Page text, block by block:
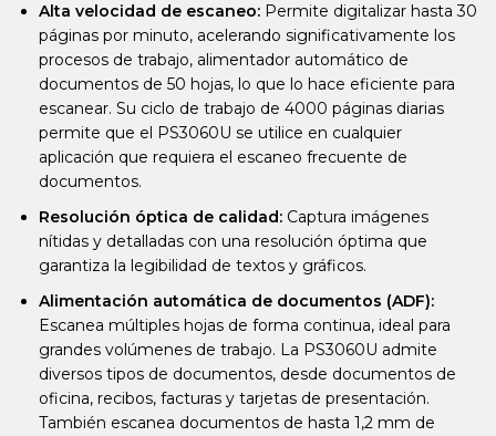
Alta velocidad de escaneo: Permite digitalizar hasta 30
páginas por minuto, acelerando significativamente los
procesos de trabajo, alimentador automático de
documentos de 50 hojas, lo que lo hace eficiente para
escanear. Su ciclo de trabajo de 4000 páginas diarias
permite que el PS3060U se utilice en cualquier
aplicación que requiera el escaneo frecuente de
documentos.
Resolución óptica de calidad: Captura imágenes
nítidas y detalladas con una resolución óptima que
garantiza la legibilidad de textos y gráficos.
Alimentación automática de documentos (ADF):
Escanea múltiples hojas de forma continua, ideal para
grandes volúmenes de trabajo. La PS3060U admite
diversos tipos de documentos, desde documentos de
oficina, recibos, facturas y tarjetas de presentación.
También escanea documentos de hasta 1,2 mm de